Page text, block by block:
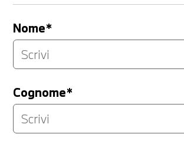
Nome*
Cognome*